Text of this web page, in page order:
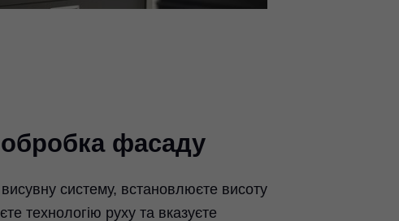
фасаду
систему, встановлюєте висоту
технологію руху та вказуєте